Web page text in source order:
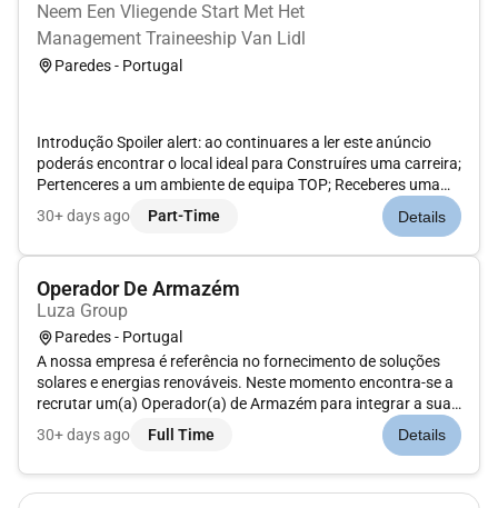
Neem Een Vliegende Start Met Het
Management Traineeship Van Lidl
Paredes - Portugal
Introdução Spoiler alert: ao continuares a ler este anúncio
poderás encontrar o local ideal para Construíres uma carreira;
Pertenceres a um ambiente de equipa TOP; Receberes uma
compensação atrativa; Remuneração mensal: 1º ano 700 2º
ano 735 3º ano 777 4º ano 875As tuas responsabilidades
30+ days ago Part-Time Details
Operador De Armazém
Luza Group
Paredes - Portugal
A nossa empresa é referência no fornecimento de soluções
solares e energias renováveis. Neste momento encontra-se a
recrutar um(a) Operador(a) de Armazém para integrar a sua
equipa. Principais responsabilidades: Receção conferência e
arrumação de materiais e equipamentos; Preparação e
30+ days ago Full Time Details